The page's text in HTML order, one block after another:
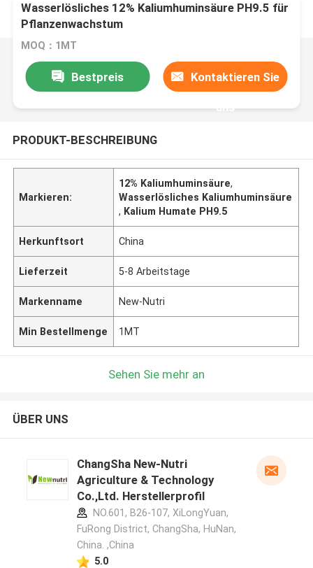
Wasserlösliches 12% Kaliumhuminsäure PH9.5 für
Pflanzenwachstum
MOQ：1MT
Bestpreis Kontaktieren Sie
uns
PRODUKT-BESCHREIBUNG
Markieren:
12% Kaliumhuminsäure,
Wasserlösliches Kaliumhuminsäure
, Kalium Humate PH9.5
Herkunftsort China
Lieferzeit 5-8 Arbeitstage
Markenname New-Nutri
Min Bestellmenge 1MT
Sehen Sie mehr an
ÜBER UNS
ChangSha New-Nutri
Agriculture & Technology
Co.,Ltd. Herstellerprofil
NO.601, B26-107, XiLongYuan,
FuRong District, ChangSha, HuNan,
China. ,China
5.0